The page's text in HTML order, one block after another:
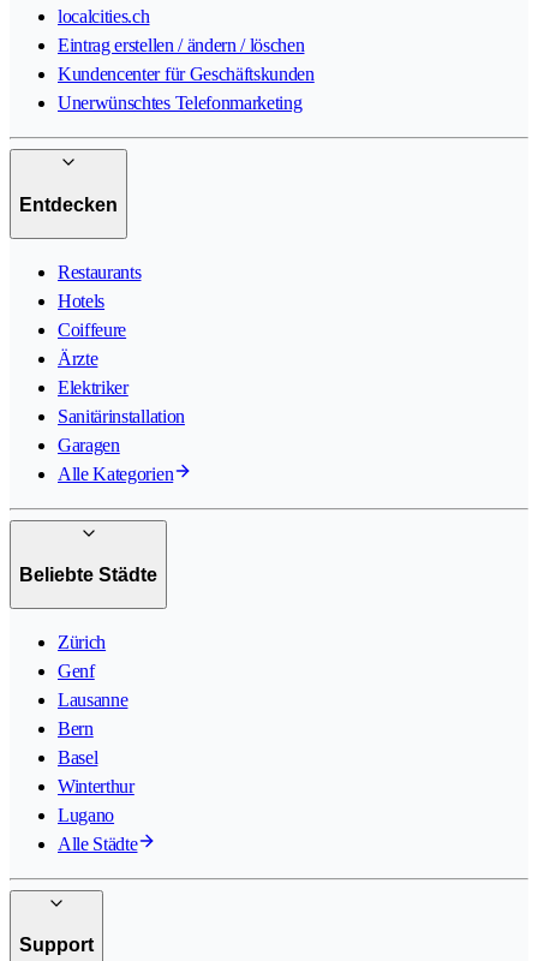
localcities.ch
Eintrag erstellen / ändern / löschen
Kundencenter für Geschäftskunden
Unerwünschtes Telefonmarketing
Entdecken
Restaurants
Hotels
Coiffeure
Ärzte
Elektriker
Sanitärinstallation
Garagen
Alle Kategorien
Beliebte Städte
Zürich
Genf
Lausanne
Bern
Basel
Winterthur
Lugano
Alle Städte
Support